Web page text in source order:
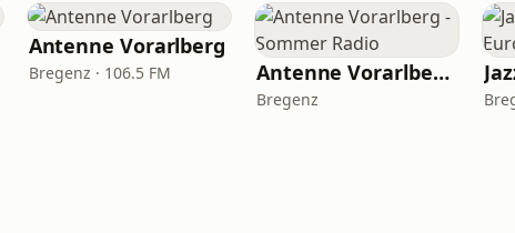
Antenne Vorarlberg
Bregenz · 106.5 FM Antenne Vorarlberg - Sommer Radio
Bregenz